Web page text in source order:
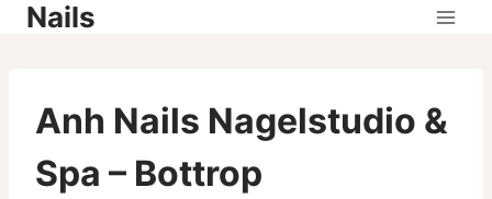
SkipNails
Anh Nails Nagelstudio &
Spa – Bottrop